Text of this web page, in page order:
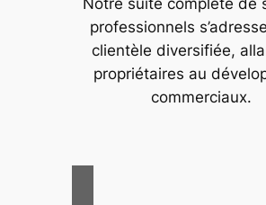
Notre suite complète de
professionnels
clientèle diversifiée,
propriétaires au
commerciaux.